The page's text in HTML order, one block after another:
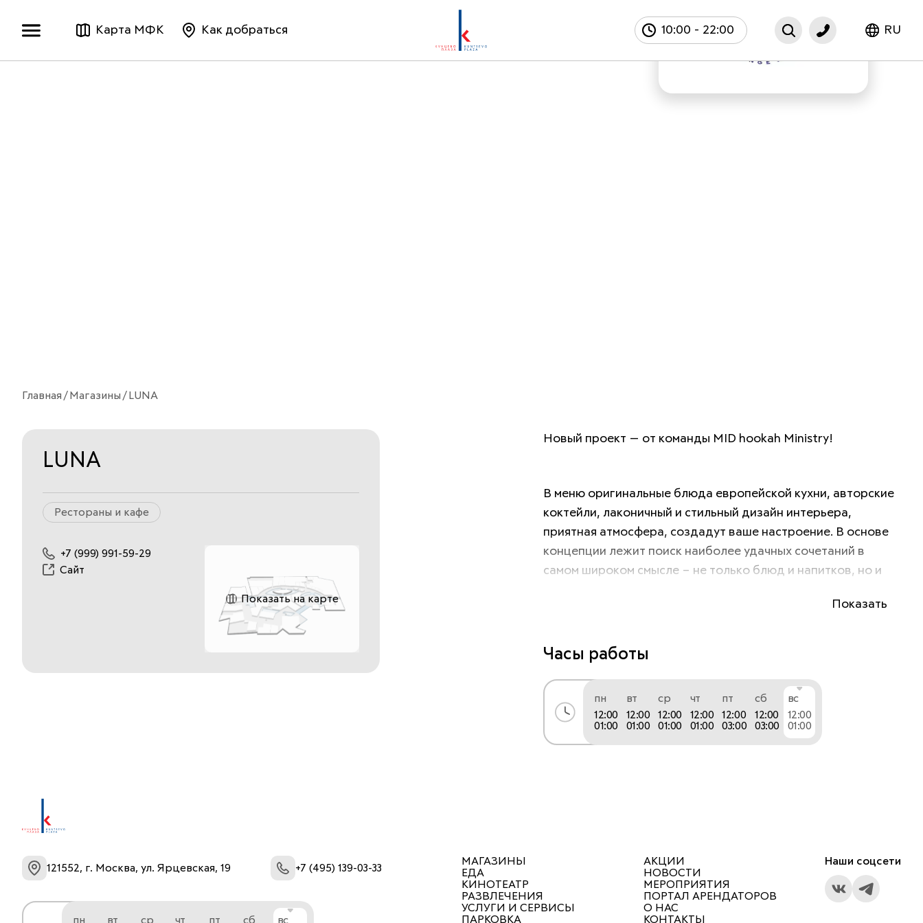
Карта МФК Как добраться 10:00 - 22:00 RU
Главная Магазины LUNA
LUNA
Рестораны и кафе
+7 (999) 991-59-29
Сайт
Показать на карте
Новый проект — от команды MID hookah Ministry!
В меню оригинальные блюда европейской кухни, авторские
коктейли, лаконичный и стильный дизайн интерьера,
приятная атмосфера, создадут ваше настроение. В основе
концепции лежит поиск наиболее удачных сочетаний в
самом широком смысле – не только блюд и напитков, но и
уверены, что еда – это компонент, к которому совершенно
предпочтений в еде и разнообразия в развлечениях
появляются новые эмоции. Мы хотим поделиться с вами
нашим опытом и дарить новые впечатления.
Показать
Часы работы
пн
12:00
01:00
вт
12:00
01:00
ср
12:00
01:00
чт
12:00
01:00
пт
12:00
03:00
сб
12:00
03:00
вс
12:00
01:00
121552, г. Москва, ул. Ярцевская, 19 +7 (495) 139-03-33
пн вт ср чт пт сб вс
МАГАЗИНЫ
ЕДА
КИНОТЕАТР
РАЗВЛЕЧЕНИЯ
УСЛУГИ И СЕРВИСЫ
ПАРКОВКА
АКЦИИ
НОВОСТИ
МЕРОПРИЯТИЯ
ПОРТАЛ АРЕНДАТОРОВ
О НАС
КОНТАКТЫ
Наши соцсети